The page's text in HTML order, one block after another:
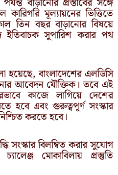
মূল্যায়নের ভিত্তিতে
তিন বছর বাড়ানোর বিষয়ে
ইতিবাচক সুপারিশ করার পথ
হয়েছে, বাংলাদেশের এলডিসি
আবেদন যৌক্তিক। তবে এই
কাজে লাগিয়ে দেশের
হবে এবং গুরুত্বপূর্ণ সংস্কার
করতে হবে।
সংস্কার বিলম্বিত করার সুযোগ
মোকাবিলায় প্রস্তুতি